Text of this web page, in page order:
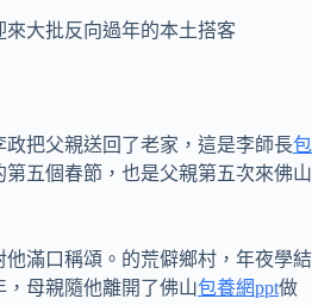
大批反向過年的本土搭客
把父親送回了老家，這是李師長包
第五個春節，也是父親第五次來佛山
滿口稱頌。的荒僻鄉村，年夜學結
，母親隨他離開了佛山包養網ppt做